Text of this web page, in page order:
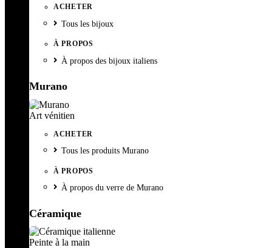
ACHETER
Tous les bijoux
À PROPOS
À propos des bijoux italiens
Murano
Art vénitien
ACHETER
Tous les produits Murano
À PROPOS
À propos du verre de Murano
Céramique
Peinte à la main